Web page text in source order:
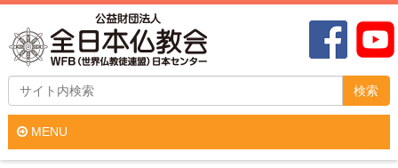
検索
MENU